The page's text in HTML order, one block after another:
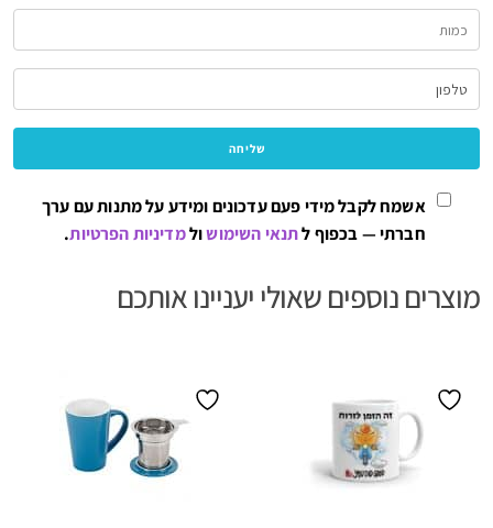
אשמח לקבל מידי פעם עדכונים ומידע על מתנות עם ערך
חברתי — בכפוף לתנאי השימושולמדיניות הפרטיות.
מוצרים נוספים שאולי יעניינו אותכם